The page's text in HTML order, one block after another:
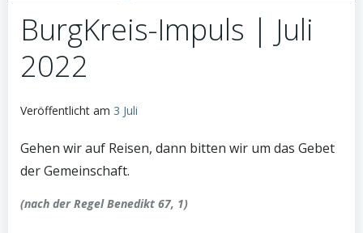
BurgKreis-Impuls | Juli
2022
Veröffentlicht am 3 Juli
Gehen wir auf Reisen, dann bitten wir um das Gebet
der Gemeinschaft.
(nach der Regel Benedikt 67, 1)